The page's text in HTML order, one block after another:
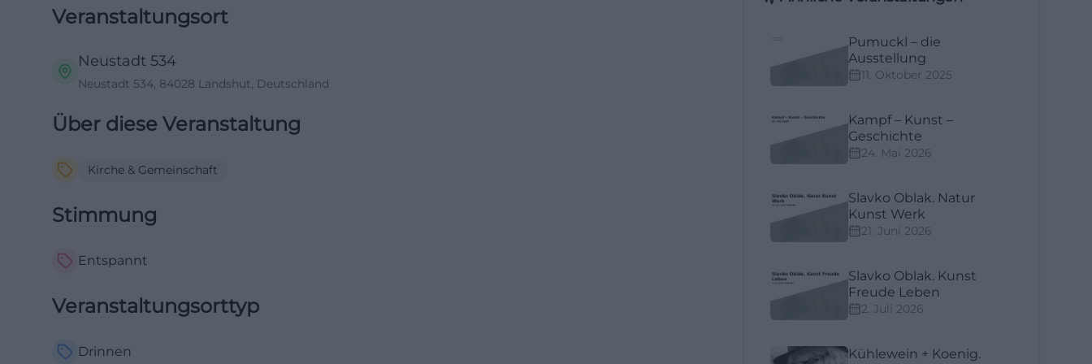
Veranstaltungsort
Neustadt 534
Neustadt 534, 84028 Landshut, Deutschland
Über diese Veranstaltung
Kirche & Gemeinschaft
Stimmung
Entspannt
Veranstaltungsorttyp
Drinnen
Pumuckl – die
Ausstellung
11. Oktober 2025
Kampf – Kunst –
Geschichte
24. Mai 2026
Slavko Oblak. Natur
Kunst Werk
21. Juni 2026
Slavko Oblak. Kunst
Freude Leben
2. Juli 2026
Kühlewein + Koenig.